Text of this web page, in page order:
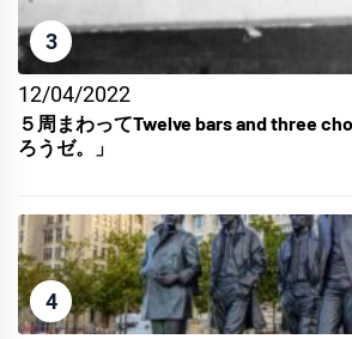
3
12/04/2022
５周まわってTwelve bars and three
ろうゼ。」
4